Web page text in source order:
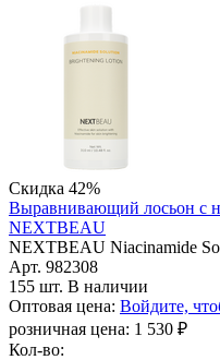
Скидка 42%
Выравнивающий лосьон с
NEXTBEAU
NEXTBEAU Niacinamide
Арт. 982308
155 шт. В наличии
Оптовая цена: Войдите,
розничная цена: 1 530 ₽
Кол-во: